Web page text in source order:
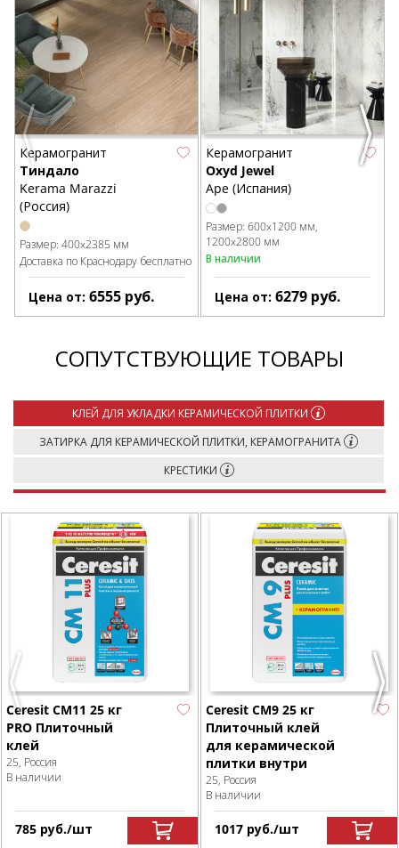
Previous
Керамогранит
Тиндало
Kerama Marazzi
(Россия)
Размер: 400x2385 мм
Доставка по Краснодару бесплатно
Цена от: 6555 руб.
Керамогранит
Oxyd Jewel
Ape (Испания)
Размер: 600x1200 мм
1200x2800 мм
В наличии
Цена от: 6279 руб.
Next
СОПУТСТВУЮЩИЕ ТОВАРЫ
КЛЕЙ ДЛЯ УКЛАДКИ КЕРАМИЧЕСКОЙ ПЛИТКИ
ЗАТИРКА ДЛЯ КЕРАМИЧЕСКОЙ ПЛИТКИ, КЕРАМОГРАНИТА
КРЕСТИКИ
Previous
Ceresit CM11 25 кг
PRO Плиточный
клей
25, Россия
В наличии
785 руб./шт
Ceresit CM9 25 кг
Плиточный клей
для керамической
плитки внутри
25, Россия
В наличии
1017 руб./шт
Next